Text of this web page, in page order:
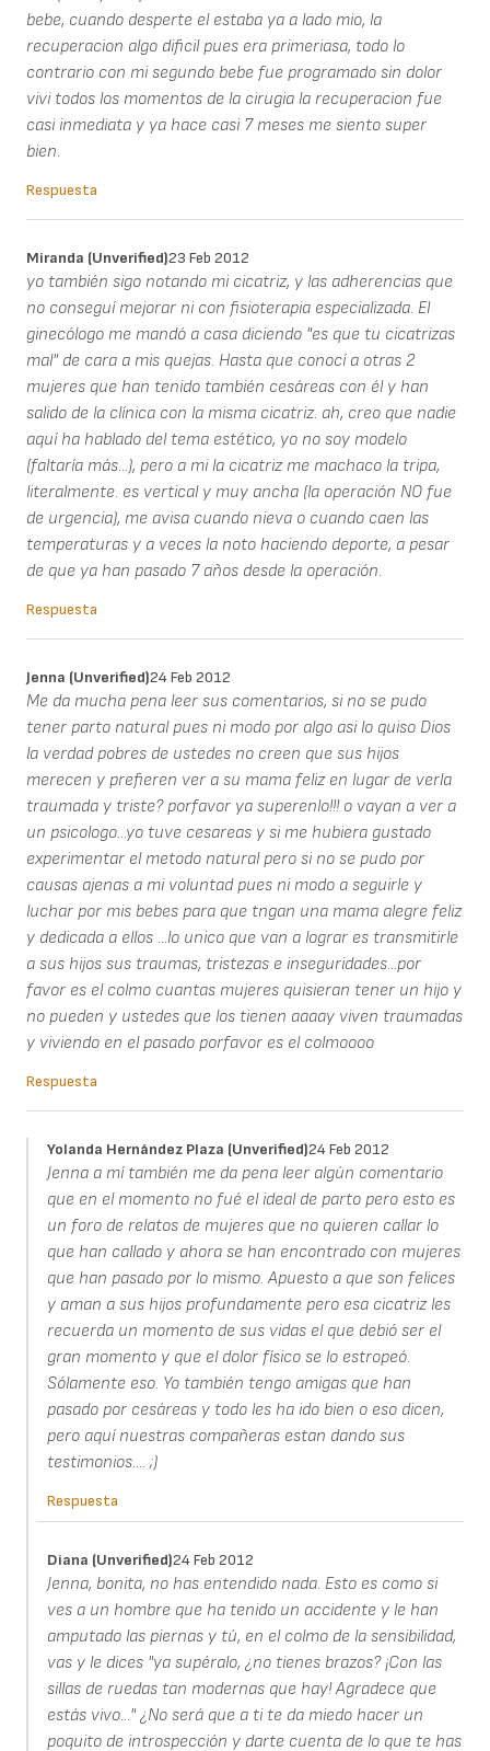
bebe, cuando desperte el estaba ya a lado mio, la
recuperacion algo dificil pues era primeriasa, todo lo
contrario con mi segundo bebe fue programado sin dolor
vivi todos los momentos de la cirugia la recuperacion fue
casi inmediata y ya hace casi 7 meses me siento super
bien.
Respuesta
Miranda (unverified)23 Feb 2012
yo también sigo notando mi cicatriz, y las adherencias que
no conseguí mejorar ni con fisioterapia especializada. El
ginecólogo me mandó a casa diciendo "es que tu cicatrizas
mal" de cara a mis quejas. Hasta que conocí a otras 2
mujeres que han tenido también cesáreas con él y han
salido de la clínica con la misma cicatriz. ah, creo que nadie
aquí ha hablado del tema estético, yo no soy modelo
(faltaría más...), pero a mi la cicatriz me machaco la tripa,
literalmente. es vertical y muy ancha (la operación NO fue
de urgencia), me avisa cuando nieva o cuando caen las
temperaturas y a veces la noto haciendo deporte, a pesar
de que ya han pasado 7 años desde la operación.
Respuesta
Jenna (unverified)24 Feb 2012
Me da mucha pena leer sus comentarios, si no se pudo
tener parto natural pues ni modo por algo asi lo quiso Dios
la verdad pobres de ustedes no creen que sus hijos
merecen y prefieren ver a su mama feliz en lugar de verla
traumada y triste? porfavor ya superenlo!!! o vayan a ver a
un psicologo...yo tuve cesareas y si me hubiera gustado
experimentar el metodo natural pero si no se pudo por
causas ajenas a mi voluntad pues ni modo a seguirle y
luchar por mis bebes para que tngan una mama alegre feliz
y dedicada a ellos ...lo unico que van a lograr es transmitirle
a sus hijos sus traumas, tristezas e inseguridades...por
favor es el colmo cuantas mujeres quisieran tener un hijo y
no pueden y ustedes que los tienen aaaay viven traumadas
y viviendo en el pasado porfavor es el colmoooo
Respuesta
Yolanda Hernández Plaza (unverified)24 Feb 2012
Jenna a mí también me da pena leer algún comentario
que en el momento no fué el ideal de parto pero esto es
un foro de relatos de mujeres que no quieren callar lo
que han callado y ahora se han encontrado con mujeres
que han pasado por lo mismo. Apuesto a que son felices
y aman a sus hijos profundamente pero esa cicatriz les
recuerda un momento de sus vidas el que debió ser el
gran momento y que el dolor físico se lo estropeó.
Sólamente eso. Yo también tengo amigas que han
pasado por cesáreas y todo les ha ido bien o eso dicen,
pero aquí nuestras compañeras estan dando sus
testimonios.... ;)
Respuesta
Diana (unverified)24 Feb 2012
Jenna, bonita, no has entendido nada. Esto es como si
ves a un hombre que ha tenido un accidente y le han
amputado las piernas y tú, en el colmo de la sensibilidad,
vas y le dices "ya supéralo, ¿no tienes brazos? ¡Con las
sillas de ruedas tan modernas que hay! Agradece que
estás vivo..." ¿No será que a ti te da miedo hacer un
poquito de introspección y darte cuenta de lo que te has